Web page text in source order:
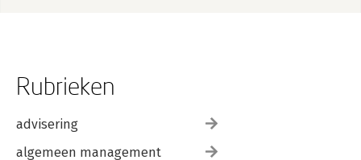
Rubrieken
advisering
algemeen management